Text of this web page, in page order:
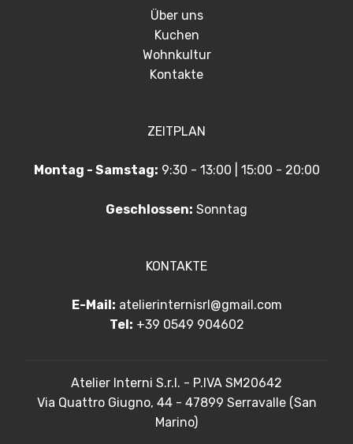
Über uns
Kuchen
Wohnkultur
Kontakte
ZEITPLAN
Montag - Samstag: 9:30 - 13:00 | 15:00 - 20:00
Geschlossen: Sonntag
KONTAKTE
E-Mail: atelierinternisrl@gmail.com
Tel: +39 0549 904602
Atelier Interni S.r.l. - P.IVA SM20642
Via Quattro Giugno, 44 - 47899 Serravalle (San
Marino)